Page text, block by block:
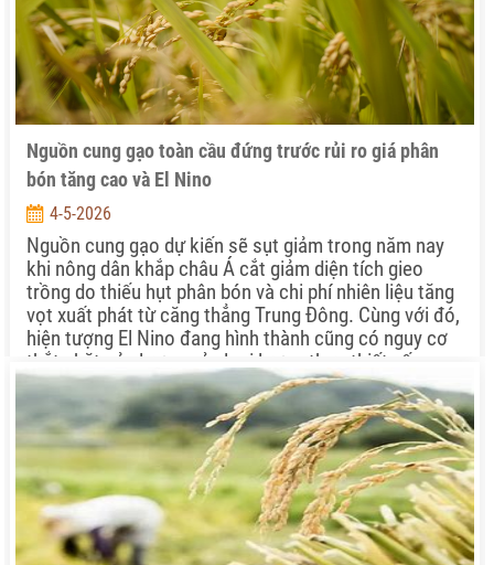
Nguồn cung gạo toàn cầu đứng trước rủi ro giá phân
bón tăng cao và El Nino
4-5-2026
Nguồn cung gạo dự kiến sẽ sụt giảm trong năm nay
khi nông dân khắp châu Á cắt giảm diện tích gieo
trồng do thiếu hụt phân bón và chi phí nhiên liệu tăng
vọt xuất phát từ căng thẳng Trung Đông. Cùng với đó,
hiện tượng El Nino đang hình thành cũng có nguy cơ
thắt chặt sản lượng của loại lương thực thiết yếu
được tiêu thụ nhiều nhất thế giới này.